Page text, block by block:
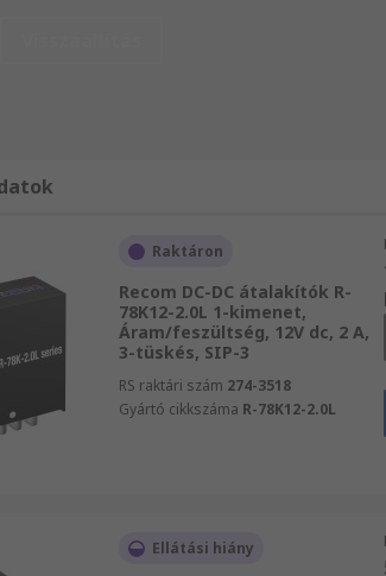
illetve tanácsokat adnak. Az RS
ON Semiconductor termék esetében
illetve ingyenes műszaki
alkatrészek, elektromos
Vásárlóink weboldalunkon
minőségű ipari, és elektronikai
Raktáron
Recom DC-DC átalakítók R-
78K12-2.0L 1-kimenet,
Áram/feszültség, 12V dc, 2 A,
3-tüskés, SIP-3
RS raktári szám 274-3518
Gyártó cikkszáma R-78K12-2.0L
Ellátási hiány